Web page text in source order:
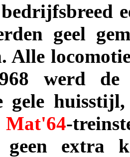
geel
Alle
werd de
gele
Mat'64-
extra